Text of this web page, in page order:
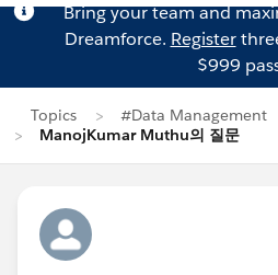
Bring your team and
Dreamforce. Register
$999
Topics
#Data Management
ManojKumar Muthu의 질문